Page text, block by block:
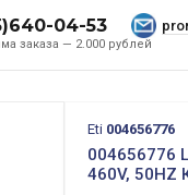
заказа — 2.000 рублей
04-53
Eti 004656776
004656776
460V, 50HZ